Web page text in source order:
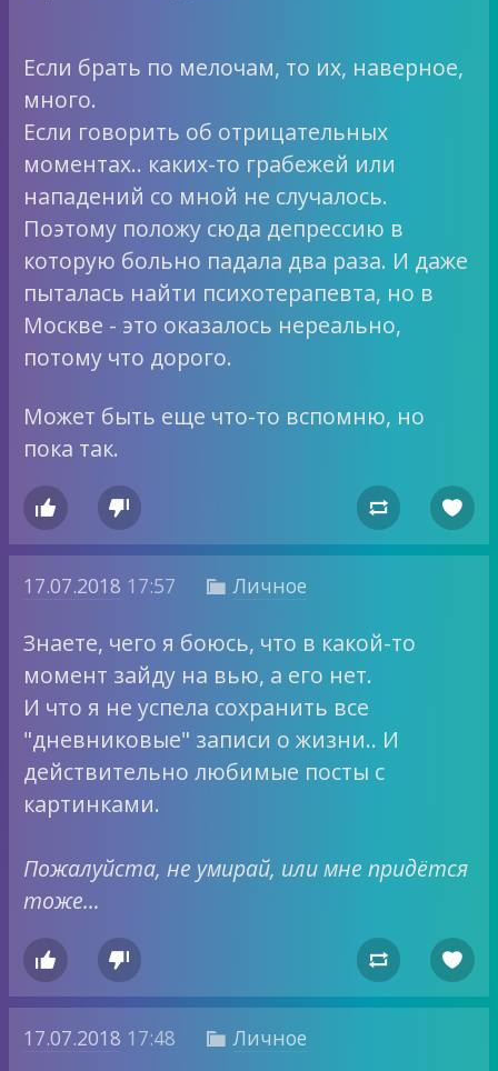
Если брать по мелочам, то их, наверное,
много.
Если говорить об отрицательных
моментах.. каких-то грабежей или
нападений со мной не случалось.
Поэтому положу сюда депрессию в
которую больно падала два раза. И даже
пыталась найти психотерапевта, но в
Москве - это оказалось нереально,
потому что дорого.
Может быть еще что-то вспомню, но
пока так.
   
17.07.2018 17:57  Личное
Знаете, чего я боюсь, что в какой-то
момент зайду на вью, а его нет.
И что я не успела сохранить все
"дневниковые" записи о жизни.. И
действительно любимые посты с
картинками.
Пожалуйста, не умирай, или мне придётся
тоже…
   
17.07.2018 17:48  Личное